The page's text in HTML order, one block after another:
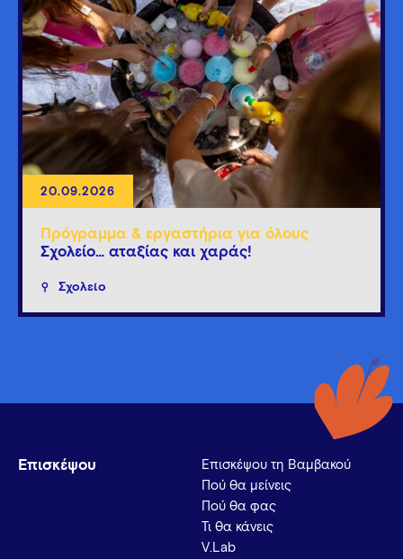
20.09.2026
Πρόγραμμα & εργαστήρια για όλους
Σχολείο… αταξίας και χαράς!
Σχολείο
Επισκέψου
Επισκέψου τη Βαμβακού
Πού θα μείνεις
Πού θα φας
Τι θα κάνεις
V.Lab